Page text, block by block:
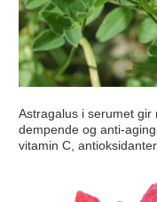
Astragalus i serumet
dempende og anti-
vitamin C,